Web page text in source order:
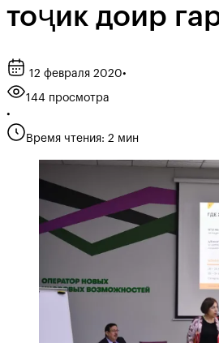
тоҷик доир
12 февраля 2020•
144 просмотра
•
Время чтения: 2 мин